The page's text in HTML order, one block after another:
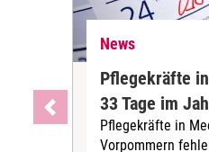
News
Pflegekräfte
33 Tage im
Pflegekräfte in
Vorpommern